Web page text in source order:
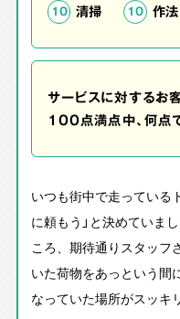
10 清掃 10 作法
サービスに対するお
100点満点中、何点で
いつも街中で走っている
に頼もう」と決めていま
ころ、期待通りスタッフ
いた荷物をあっという間
なっていた場所がスッキ